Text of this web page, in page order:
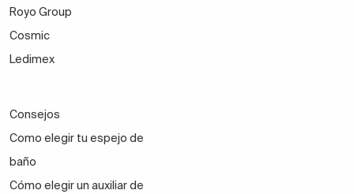
Royo Group
Cosmic
Ledimex
Consejos
Como elegir tu espejo de
baño
Cómo elegir un auxiliar de